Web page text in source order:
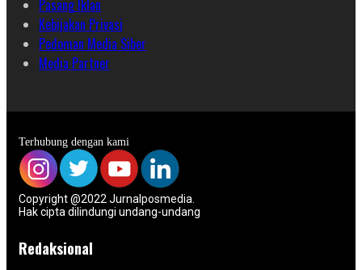
Pasang Iklan
Kebijakan Privasi
Pedoman Media Siber
Media Partner
Terhubung dengan kami
Copyright @2022 Jurnalposmedia.
Hak cipta dilindungi undang-undang
Redaksional